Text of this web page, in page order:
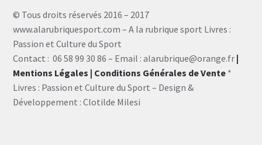
© Tous droits réservés 2016 – 2017
www.alarubriquesport.com – A la rubrique sport Livres :
Passion et Culture du Sport
Contact : 06 58 99 30 86 – Email : alarubrique@orange.fr |
Mentions Légales | Conditions Générales de Vente *
Livres : Passion et Culture du Sport – Design &
Développement : Clotilde Milesi